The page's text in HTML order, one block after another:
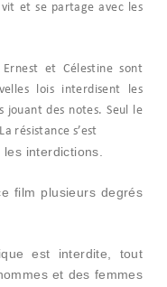
et se partage avec les
et Célestine sont
lois interdisent les
jouant des notes. Seul le
résistance s’est
interdictions.
film plusieurs degrés
est interdite, tout
et des femmes